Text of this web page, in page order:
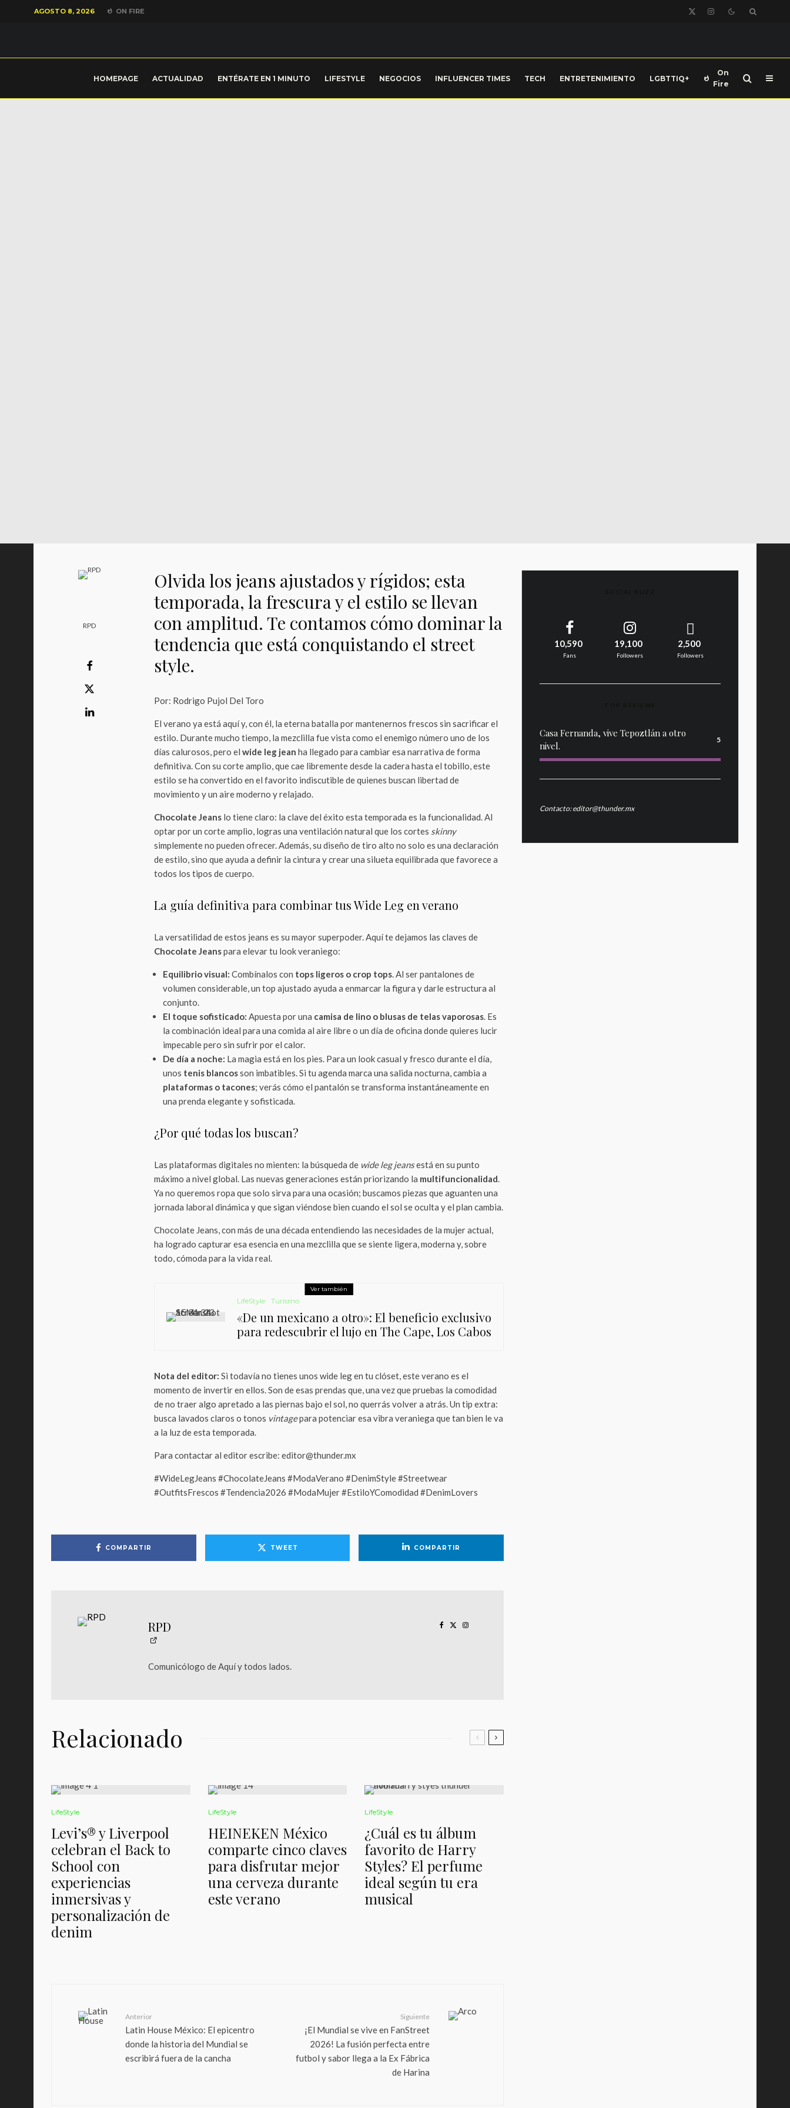
AGOSTO 8, 2026 ON FIRE
HOMEPAGE ACTUALIDAD ENTÉRATE EN 1 MINUTO LIFESTYLE NEGOCIOS INFLUENCER TIMES TECH ENTRETENIMIENTO LGBTTIQ+
On
Fire
RPD
Olvida los jeans ajustados y rígidos; esta
temporada, la frescura y el estilo se llevan
con amplitud. Te contamos cómo dominar la
tendencia que está conquistando el street
style.
Por: Rodrigo Pujol Del Toro
El verano ya está aquí y, con él, la eterna batalla por mantenernos frescos sin sacrificar el
estilo. Durante mucho tiempo, la mezclilla fue vista como el enemigo número uno de los
días calurosos, pero el wide leg jean ha llegado para cambiar esa narrativa de forma
definitiva. Con su corte amplio, que cae libremente desde la cadera hasta el tobillo, este
estilo se ha convertido en el favorito indiscutible de quienes buscan libertad de
movimiento y un aire moderno y relajado.
Chocolate Jeans lo tiene claro: la clave del éxito esta temporada es la funcionalidad. Al
optar por un corte amplio, logras una ventilación natural que los cortes skinny
simplemente no pueden ofrecer. Además, su diseño de tiro alto no solo es una declaración
de estilo, sino que ayuda a definir la cintura y crear una silueta equilibrada que favorece a
todos los tipos de cuerpo.
La guía definitiva para combinar tus Wide Leg en verano
La versatilidad de estos jeans es su mayor superpoder. Aquí te dejamos las claves de
Chocolate Jeanspara elevar tu look veraniego:
Equilibrio visual: Combínalos con tops ligeros o crop tops. Al ser pantalones de
volumen considerable, un top ajustado ayuda a enmarcar la figura y darle estructura al
conjunto.
El toque sofisticado: Apuesta por una camisa de lino o blusas de telas vaporosas. Es
la combinación ideal para una comida al aire libre o un día de oficina donde quieres lucir
impecable pero sin sufrir por el calor.
De día a noche: La magia está en los pies. Para un look casual y fresco durante el día,
unos tenis blancosson imbatibles. Si tu agenda marca una salida nocturna, cambia a
plataformas o tacones; verás cómo el pantalón se transforma instantáneamente en
una prenda elegante y sofisticada.
¿Por qué todas los buscan?
Las plataformas digitales no mienten: la búsqueda de wide leg jeansestá en su punto
máximo a nivel global. Las nuevas generaciones están priorizando la multifuncionalidad.
Ya no queremos ropa que solo sirva para una ocasión; buscamos piezas que aguanten una
jornada laboral dinámica y que sigan viéndose bien cuando el sol se oculta y el plan cambia.
Chocolate Jeans, con más de una década entendiendo las necesidades de la mujer actual,
ha logrado capturar esa esencia en una mezclilla que se siente ligera, moderna y, sobre
todo, cómoda para la vida real.
Ver también
LifeStyle Turismo
«De un mexicano a otro»: El beneficio exclusivo
para redescubrir el lujo en The Cape, Los Cabos
Nota del editor: Si todavía no tienes unos wide leg en tu clóset, este verano es el
momento de invertir en ellos. Son de esas prendas que, una vez que pruebas la comodidad
de no traer algo apretado a las piernas bajo el sol, no querrás volver a atrás. Un tip extra:
busca lavados claros o tonos vintagepara potenciar esa vibra veraniega que tan bien le va
a la luz de esta temporada.
Para contactar al editor escribe: editor@thunder.mx
#WideLegJeans #ChocolateJeans #ModaVerano #DenimStyle #Streetwear
#OutfitsFrescos #Tendencia2026 #ModaMujer #EstiloYComodidad #DenimLovers
COMPARTIR TWEET COMPARTIR
RPD
Comunicólogo de Aquí y todos lados.
Relacionado
LifeStyle
Levi’s® y Liverpool
celebran el Back to
School con
experiencias
inmersivas y
personalización de
denim
LifeStyle
HEINEKEN México
comparte cinco claves
para disfrutar mejor
una cerveza durante
este verano
LifeStyle
¿Cuál es tu álbum
favorito de Harry
Styles? El perfume
ideal según tu era
musical
Anterior
Latin House México: El epicentro
donde la historia del Mundial se
escribirá fuera de la cancha
Siguiente
¡El Mundial se vive en FanStreet
2026! La fusión perfecta entre
futbol y sabor llega a la Ex Fábrica
de Harina
10,590
Fans
19,100
Followers
2,500
Followers
Casa Fernanda, vive Tepoztlán a otro
nivel.
5
Contacto: editor@thunder.mx